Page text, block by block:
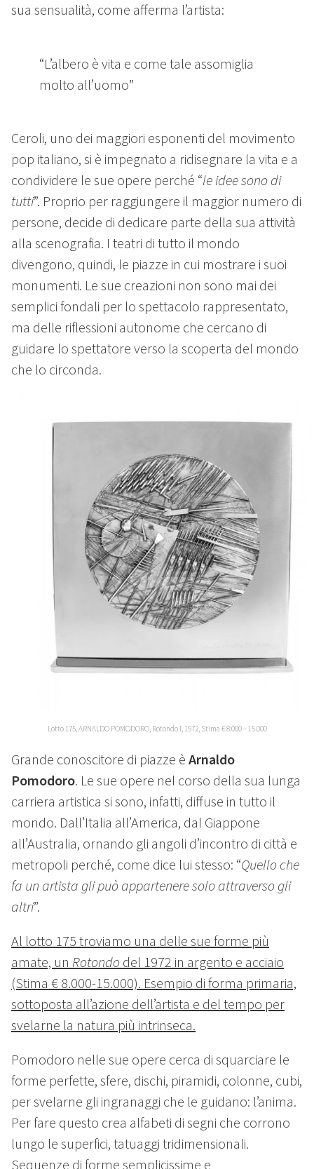
sua sensualità, come afferma l’artista:
“L’albero è vita e come tale assomiglia
molto all’uomo”
Ceroli, uno dei maggiori esponenti del movimento
pop italiano, si è impegnato a ridisegnare la vita e a
condividere le sue opere perché “le idee sono di
tutti”. Proprio per raggiungere il maggior numero di
persone, decide di dedicare parte della sua attività
alla scenografia. I teatri di tutto il mondo
divengono, quindi, le piazze in cui mostrare i suoi
monumenti. Le sue creazioni non sono mai dei
semplici fondali per lo spettacolo rappresentato,
ma delle riflessioni autonome che cercano di
guidare lo spettatore verso la scoperta del mondo
che lo circonda.
Lotto 175, ARNALDO POMODORO, Rotondo I, 1972, Stima € 8.000 – 15.000
Grande conoscitore di piazze è Arnaldo
Pomodoro. Le sue opere nel corso della sua lunga
carriera artistica si sono, infatti, diffuse in tutto il
mondo. Dall’Italia all’America, dal Giappone
all’Australia, ornando gli angoli d’incontro di città e
metropoli perché, come dice lui stesso: “Quello che
fa un artista gli può appartenere solo attraverso gli
altri”.
Al lotto 175 troviamo una delle sue forme più
amate, un Rotondo del 1972 in argento e acciaio
(Stima € 8.000-15.000). Esempio di forma primaria,
sottoposta all’azione dell’artista e del tempo per
svelarne la natura più intrinseca.
Pomodoro nelle sue opere cerca di squarciare le
forme perfette, sfere, dischi, piramidi, colonne, cubi,
per svelarne gli ingranaggi che le guidano: l’anima.
Per fare questo crea alfabeti di segni che corrono
lungo le superfici, tatuaggi tridimensionali.
Sequenze di forme semplicissime e